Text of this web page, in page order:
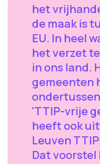
het
de maak is
EU. In heel
het verzet
in ons land.
gemeenten
'TTIP-vrije
heeft ook
Leuven
Dat